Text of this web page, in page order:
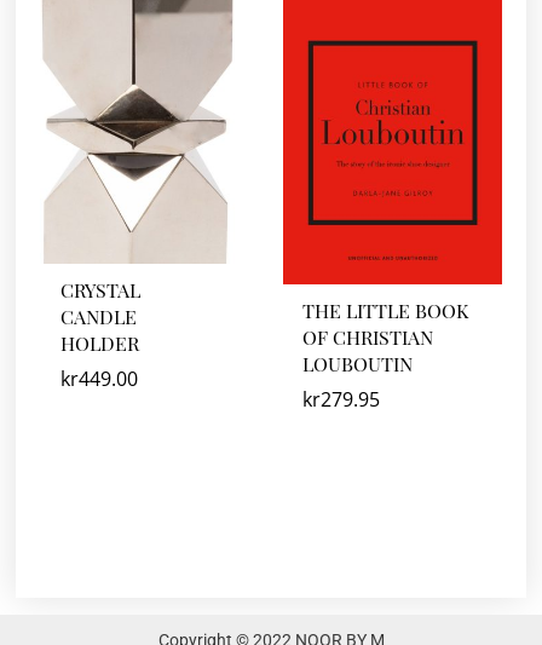
CRYSTAL
CANDLE
HOLDER
kr449.00
THE LITTLE BOOK
OF CHRISTIAN
LOUBOUTIN
kr279.95
Copyright © 2022 NOOR BY M